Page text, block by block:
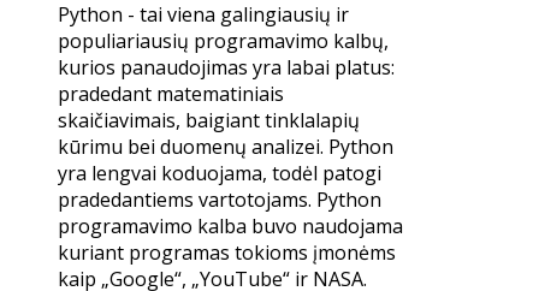
Python - tai viena galingiausių ir
populiariausių programavimo kalbų,
kurios panaudojimas yra labai platus:
pradedant matematiniais
skaičiavimais, baigiant tinklalapių
kūrimu bei duomenų analizei. Python
yra lengvai koduojama, todėl patogi
pradedantiems vartotojams. Python
programavimo kalba buvo naudojama
kuriant programas tokioms įmonėms
kaip „Google“, „YouTube“ ir NASA.